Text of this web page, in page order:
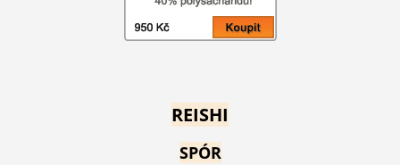
REISHI
SPÓR